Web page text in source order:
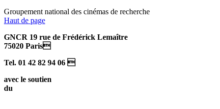
Groupement national des cinémas de recherche
Haut de page
GNCR 19 rue de Frédérick Lemaître
75020 Paris
Tel. 01 42 82 94 06 
avec le soutien
du